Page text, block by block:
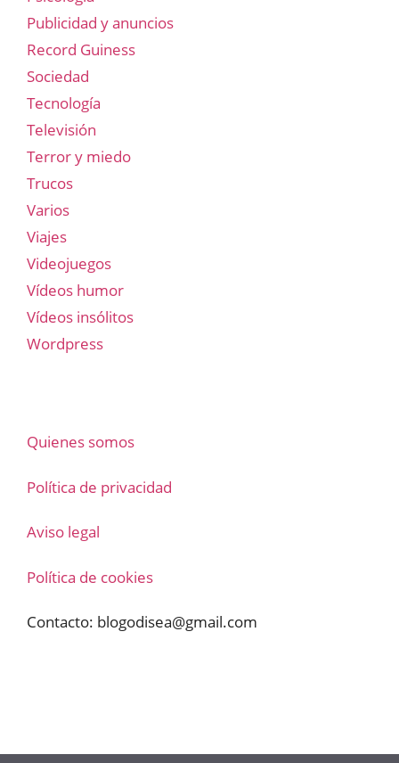
Publicidad y anuncios
Record Guiness
Sociedad
Tecnología
Televisión
Terror y miedo
Trucos
Varios
Viajes
Videojuegos
Vídeos humor
Vídeos insólitos
Wordpress
Quienes somos
Política de privacidad
Aviso legal
Política de cookies
Contacto: blogodisea@gmail.com